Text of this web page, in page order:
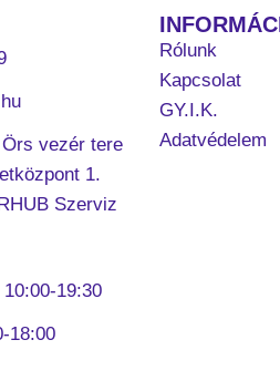
vezér tere
1.
Szerviz
19:30
18:00
Rólunk
Kapcsolat
GY.I.K.
Adatvédelem